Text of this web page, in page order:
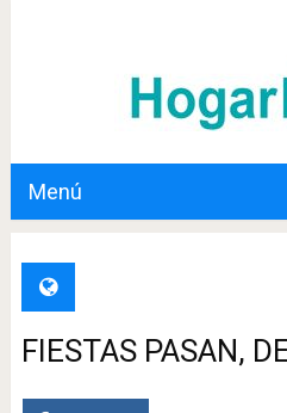
Menú
FIESTAS PASAN,